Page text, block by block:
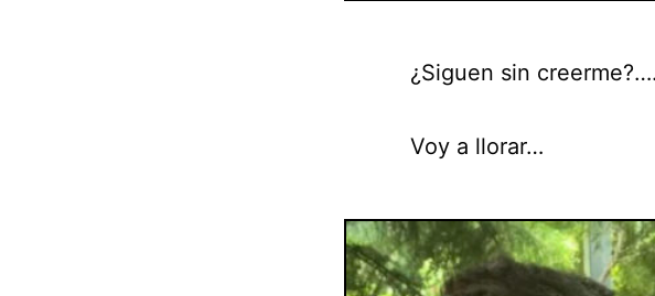
¿Siguen sin creerme?….
Voy a llorar…